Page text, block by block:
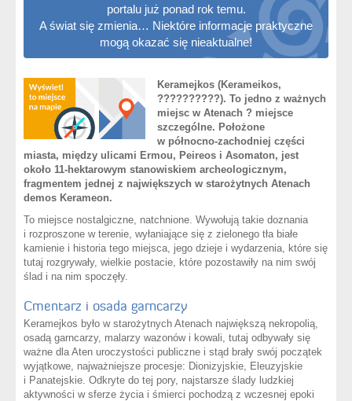
portalu już ponad rok temu.
A świat się zmienia… Niektóre informacje praktyczne
mogą okazać się nieaktualne!
Keramejkos (Kerameikos,
??????????). To jedno z ważnych
miejsc w Atenach ? miejsce
szczególne. Położone
w północno-zachodniej części
miasta, między ulicami Ermou, Peireos i Asomaton, jest
około 11-hektarowym stanowiskiem archeologicznym,
fragmentem jednej z największych w starożytnych Atenach
demos Kerameon.
To miejsce nostalgiczne, natchnione. Wywołują takie doznania
i rozproszone w terenie, wyłaniające się z zielonego tła białe
kamienie i historia tego miejsca, jego dzieje i wydarzenia, które się
tutaj rozgrywały, wielkie postacie, które pozostawiły na nim swój
ślad i na nim spoczęły.
Cmentarz i osada garncarzy
Keramejkos było w starożytnych Atenach największą nekropolią,
osadą garncarzy, malarzy wazonów i kowali, tutaj odbywały się
ważne dla Aten uroczystości publiczne i stąd brały swój początek
wyjątkowe, najważniejsze procesje: Dionizyjskie, Eleuzyjskie
i Panatejskie. Odkryte do tej pory, najstarsze ślady ludzkiej
aktywności w sferze życia i śmierci pochodzą z wczesnej epoki